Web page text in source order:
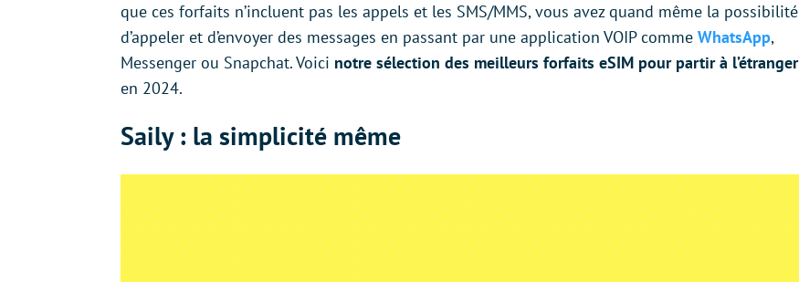
que ces forfaits n’incluent pas les appels et les SMS/MMS, vous avez quand même la possibilité
d’appeler et d’envoyer des messages en passant par une application VOIP comme WhatsApp,
Messenger ou Snapchat. Voici notre sélection des meilleurs forfaits eSIM pour partir à l’étranger
en 2024.
Saily : la simplicité même